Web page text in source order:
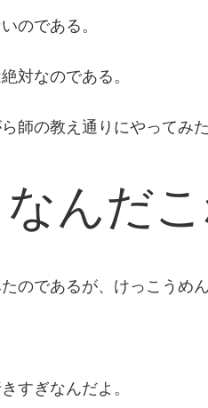
のである。
対なのである。
師の教え通りにやってみた
なんだこ
のであるが、けっこうめ
すぎなんだよ。